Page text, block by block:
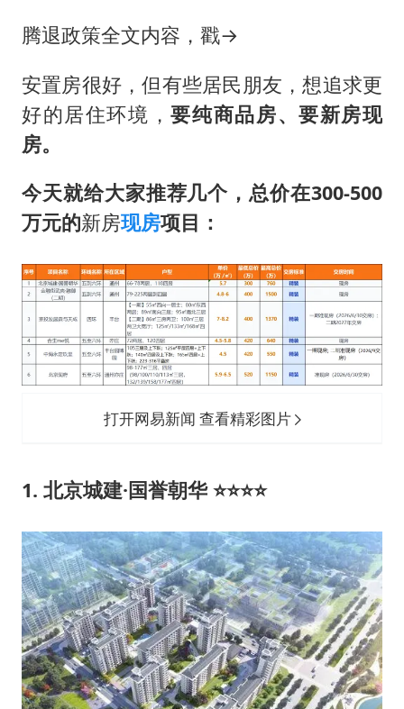
腾退政策全文内容，戳→
安置房很好，但有些居民朋友，想追求更
好的居住环境，要纯商品房、要新房现
房。
今天就给大家推荐几个，总价在300-500
万元的新房现房项目：
打开网易新闻 查看精彩图片
1. 北京城建·国誉朝华 ⭐⭐⭐⭐